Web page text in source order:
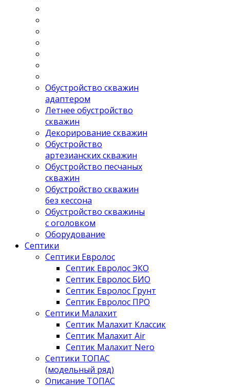
Обустройство скважин
адаптером
Летнее обустройство
скважин
Декорирование скважин
Обустройство
артезианских скважин
Обустройство песчаных
скважин
Обустройство скважин
без кессона
Обустройство скважины
с оголовком
Оборудование
Септики
Септики Евролос
Септик Евролос ЭКО
Септик Евролос БИО
Септик Евролос Грунт
Септик Евролос ПРО
Септики Малахит
Септик Малахит Классик
Септик Малахит Air
Септик Малахит Nero
Септики ТОПАС
(модельный ряд)
Описание ТОПАС